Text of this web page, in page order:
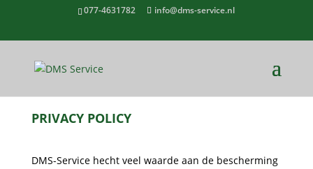
077-4631782 info@dms-service.nl
PRIVACY POLICY
DMS-Service hecht veel waarde aan de bescherming